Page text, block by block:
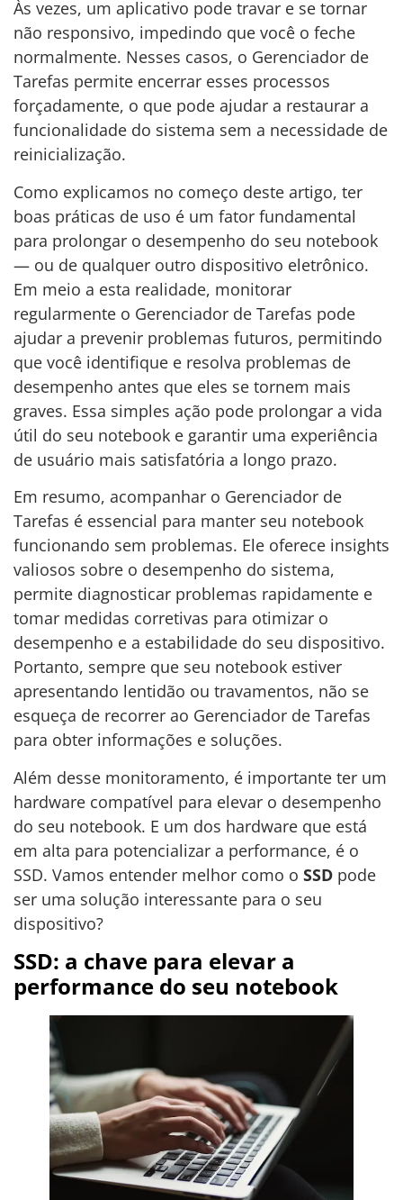
Às vezes, um aplicativo pode travar e se tornar
não responsivo, impedindo que você o feche
normalmente. Nesses casos, o Gerenciador de
Tarefas permite encerrar esses processos
forçadamente, o que pode ajudar a restaurar a
funcionalidade do sistema sem a necessidade de
reinicialização.
Como explicamos no começo deste artigo, ter
boas práticas de uso é um fator fundamental
para prolongar o desempenho do seu notebook
— ou de qualquer outro dispositivo eletrônico.
Em meio a esta realidade, monitorar
regularmente o Gerenciador de Tarefas pode
ajudar a prevenir problemas futuros, permitindo
que você identifique e resolva problemas de
desempenho antes que eles se tornem mais
graves. Essa simples ação pode prolongar a vida
útil do seu notebook e garantir uma experiência
de usuário mais satisfatória a longo prazo.
Em resumo, acompanhar o Gerenciador de
Tarefas é essencial para manter seu notebook
funcionando sem problemas. Ele oferece insights
valiosos sobre o desempenho do sistema,
permite diagnosticar problemas rapidamente e
tomar medidas corretivas para otimizar o
desempenho e a estabilidade do seu dispositivo.
Portanto, sempre que seu notebook estiver
apresentando lentidão ou travamentos, não se
esqueça de recorrer ao Gerenciador de Tarefas
para obter informações e soluções.
Além desse monitoramento, é importante ter um
hardware compatível para elevar o desempenho
do seu notebook. E um dos hardware que está
em alta para potencializar a performance, é o
SSD. Vamos entender melhor como o SSD pode
ser uma solução interessante para o seu
dispositivo?
SSD: a chave para elevar a
performance do seu notebook